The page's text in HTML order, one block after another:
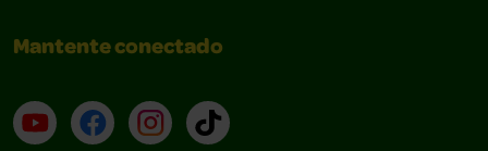
Mantente conectado
YouTube (en inglés)
Facebook (en inglés)
Instagram (en inglés)
TikTok